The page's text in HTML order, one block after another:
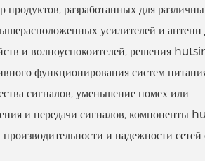
продуктов, разработанных для
усилителей и антенн
и волноуспокоителей, решения
функционирования систем
сигналов, уменьшение помех или
и передачи сигналов, компоненты
и надежности сетей